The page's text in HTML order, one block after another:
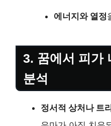
에너지와 열정
3. 꿈에서 피가
분석
정서적 상처나 트